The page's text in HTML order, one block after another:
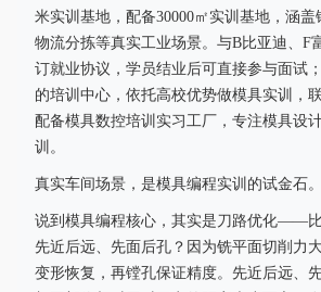
米实训基地，配备30000㎡实训基地，涵
物流分拣等真实工业场景。与B比亚迪、F
订就业协议，学员结业后可直接参与面试
的培训中心，依托高校优势做模具实训，
配备模具数控培训实习工厂，专注模具设
训。
真实车间场景，是模具编程实训的试金石。
说到模具编程核心，其实是刀路优化——
先近后远、先面后孔？因为铣平面切削力
变形恢复，再镗孔保证精度。先近后远、